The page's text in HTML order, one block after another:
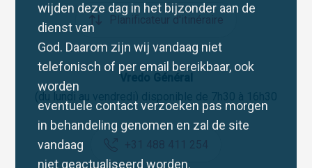
wijden deze dag in het bijzonder aan de
dienst van
God. Daarom zijn wij vandaag niet
telefonisch of per email bereikbaar, ook
worden
eventuele contact verzoeken pas morgen
in behandeling genomen en zal de site
vandaag
niet geactualiseerd worden.
Planificateur d'itinéraire
Vredo Général
(du lundi au vendredi) disponible de 7h30 à 16h30